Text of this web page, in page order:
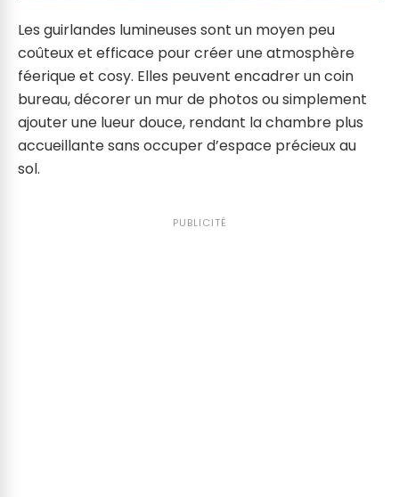
Les guirlandes lumineuses sont un moyen peu
coûteux et efficace pour créer une atmosphère
féerique et cosy. Elles peuvent encadrer un coin
bureau, décorer un mur de photos ou simplement
ajouter une lueur douce, rendant la chambre plus
accueillante sans occuper d’espace précieux au
sol.
PUBLICITÉ